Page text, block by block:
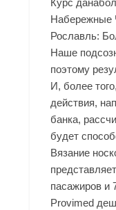
Курс
Набережные
Рославль:
Наше
поэтому
И, более
действия,
банка,
будет
Вязание
пасажиров и
Provimed